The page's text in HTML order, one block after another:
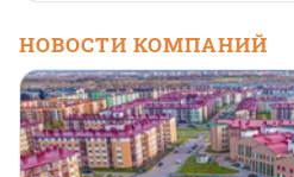
НОВОСТИ КОМПАНИЙ